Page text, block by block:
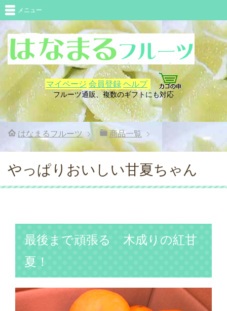
マイページ 会員登録 ヘルプ
フルーツ通販、複数のギフトにも対応
メニュー
はなまるフルーツ 商品一覧
やっぱりおいしい甘夏ちゃん
最後まで頑張る 木成りの紅甘
夏！